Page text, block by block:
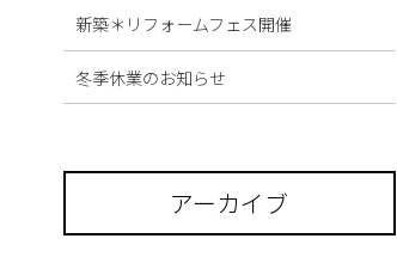
新築＊リフォームフェス開催
冬季休業のお知らせ
アーカイブ